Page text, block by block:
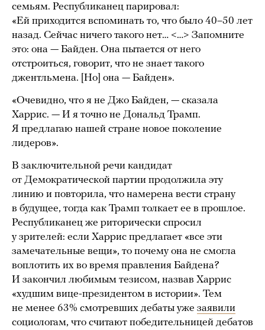
семьям. Республиканец парировал:
«Ей приходится вспоминать то, что было 40–50 лет
назад. Сейчас ничего такого нет… <…> Запомните
это: она — Байден. Она пытается от него
отстроиться, говорит, что не знает такого
джентльмена. [Но] она — Байден».
«Очевидно, что я не Джо Байден, — сказала
Харрис. — И я точно не Дональд Трамп.
Я предлагаю нашей стране новое поколение
лидеров».
В заключительной речи кандидат
от Демократической партии продолжила эту
линию и повторила, что намерена вести страну
в будущее, тогда как Трамп толкает ее в прошлое.
Республиканец же риторически спросил
у зрителей: если Харрис предлагает «все эти
замечательные вещи», то почему она не смогла
воплотить их во время правления Байдена?
И закончил любимым тезисом, назвав Харрис
«худшим вице-президентом в истории». Тем
не менее 63% смотревших дебаты уже заявили
cоциологам, что считают победительницей дебатов